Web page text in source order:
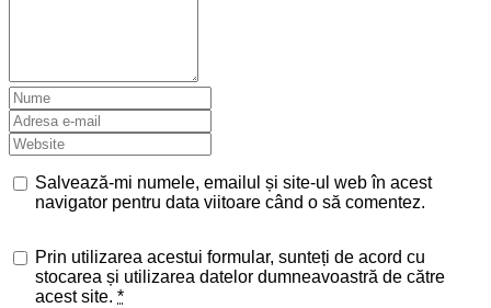
Salvează-mi numele, emailul și site-ul web în acest
navigator pentru data viitoare când o să comentez.
Prin utilizarea acestui formular, sunteți de acord cu
stocarea și utilizarea datelor dumneavoastră de către
acest site. *